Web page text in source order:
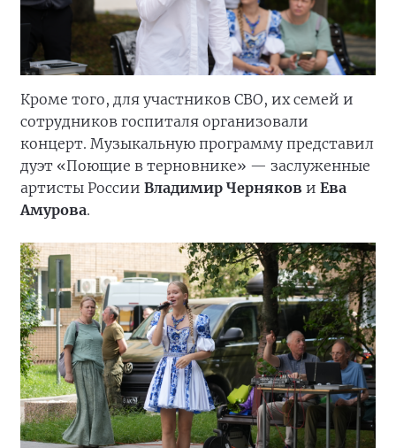
Кроме того, для участников СВО, их семей и
сотрудников госпиталя организовали
концерт. Музыкальную программу представил
дуэт «Поющие в терновнике» — заслуженные
артисты России Владимир Черняков и Ева
Амурова.